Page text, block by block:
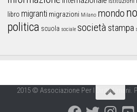
libro migranti migrazioni Milano mondo
politica scuola sociale società stampa
2015 © Associazione Per I Diritti Umani.